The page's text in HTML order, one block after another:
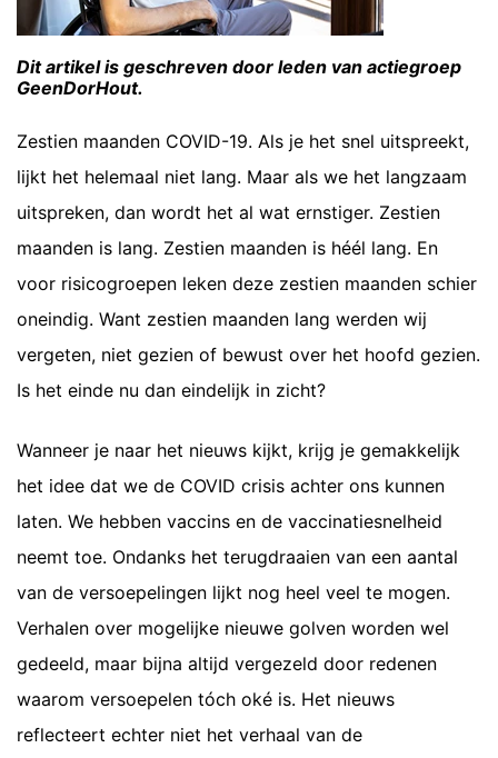
Dit artikel is geschreven door leden van actiegroep
GeenDorHout.
Zestien maanden COVID-19. Als je het snel uitspreekt,
lijkt het helemaal niet lang. Maar als we het langzaam
uitspreken, dan wordt het al wat ernstiger. Zestien
maanden is lang. Zestien maanden is héél lang. En
voor risicogroepen leken deze zestien maanden schier
oneindig. Want zestien maanden lang werden wij
vergeten, niet gezien of bewust over het hoofd gezien.
Is het einde nu dan eindelijk in zicht?
Wanneer je naar het nieuws kijkt, krijg je gemakkelijk
het idee dat we de COVID crisis achter ons kunnen
laten. We hebben vaccins en de vaccinatiesnelheid
neemt toe. Ondanks het terugdraaien van een aantal
van de versoepelingen lijkt nog heel veel te mogen.
Verhalen over mogelijke nieuwe golven worden wel
gedeeld, maar bijna altijd vergezeld door redenen
waarom versoepelen tóch oké is. Het nieuws
reflecteert echter niet het verhaal van de